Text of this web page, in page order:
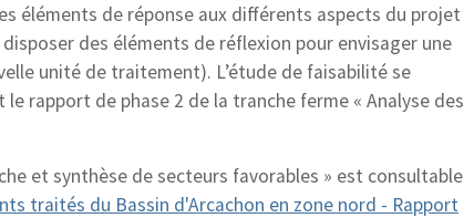
éléments de réponse aux différents aspects du projet
des éléments de réflexion pour envisager une
unité de traitement). L’étude de faisabilité se
rapport de phase 2 de la tranche ferme « Analyse des
et synthèse de secteurs favorables » est consultable
traités du Bassin d'Arcachon en zone nord - Rapport